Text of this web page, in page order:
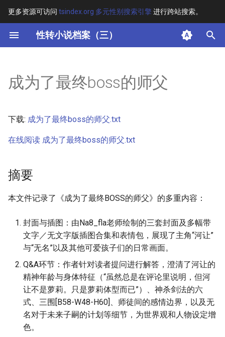
更多资源可访问 tsindex.org 多元性别搜索引擎进行跨站搜索。
性转小说档案（三）
键
开
搜
索
其他信息
正文
成为了最终boss的师父
下载: 成为了最终boss的师父.txt
在线阅读 成为了最终boss的师父.txt
摘要
本文件记录了《成为了最终BOSS的师父》的多重内容：
封面与插图：由Na8_fla老师绘制的三套封面及多幅带
文字／无文字版插图合集和表情包，展现了主角“河让”
与“无名”以及其他可爱孩子们的日常画面。
Q&A环节：作者针对读者提问进行解答，澄清了河让的
精神年龄与身体特征（“虽然总是在评论里说明，但河
让不是萝莉。只是萝莉体型而已”）、神杀剑法的六
式、三围[B58-W48-H60]、师徒间的感情边界，以及无
名对于未来子嗣的计划等细节，为世界观和人物设定增
色。